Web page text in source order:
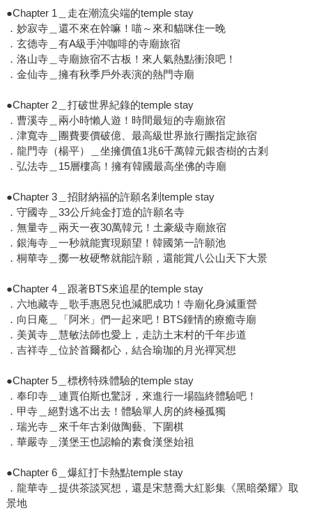
●Chapter 1＿走在潮流尖端的temple stay
．妙寂寺＿還不來在幹嘛！喵～來和貓咪住一晚
．玄德寺＿有A級手沖咖啡的寺廟旅宿
．洛山寺＿寺廟旅宿不古板！來人氣熱點衝浪吧！
．金仙寺＿擁有秋季戶外表演的熱門寺廟
●Chapter 2＿打破世界紀錄的temple stay
．曹溪寺＿兩小時懶人遊！時間最短的寺廟旅宿
．津寬寺＿團費要價破億、最高級世界旅行團指定旅宿
．龍門寺（楊平）＿坐擁價值1兆6千萬韓元銀杏樹的古剎
．弘法寺＿15層樓高！擁有韓國最高坐佛的寺廟
●Chapter 3＿招財納福的許願名剎temple stay
．守國寺＿33公斤純金打造的許願名寺
．無量寺＿兩天一夜30萬韓元！土豪級寺廟旅宿
．銀海寺＿一秒就能實現願望！韓國第一許願池
．桐華寺＿擲一枚硬幣就能許願，還能賞八公山天下大景
●Chapter 4＿跟著BTS來追星的temple stay
．六地藏寺＿歌手惠恩兒也減肥成功！寺廟化身減重營
．向日庵＿「阿米」們一起來吧！BTS鍾情的療癒寺廟
．美黃寺＿慧敏法師也愛上，走訪土末村的千年步道
．吉祥寺＿位於首爾都心，結合瑜珈的月光禪冥想
●Chapter 5＿標榜特殊體驗的temple stay
．奉印寺＿連賈伯斯也驚訝，來進行一場臨終體驗吧！
．甲寺＿絕對逃不出去！體驗單人房的終極孤獨
．瑞光寺＿來千年古剎做陶藝、下圍棋
．華嚴寺＿漢堡王也認輸的素食漢堡始祖
●Chapter 6＿爆紅打卡熱點temple stay
．龍華寺＿提供茶談冥想，還是宋慧喬大紅影集《黑暗榮耀》取
景地